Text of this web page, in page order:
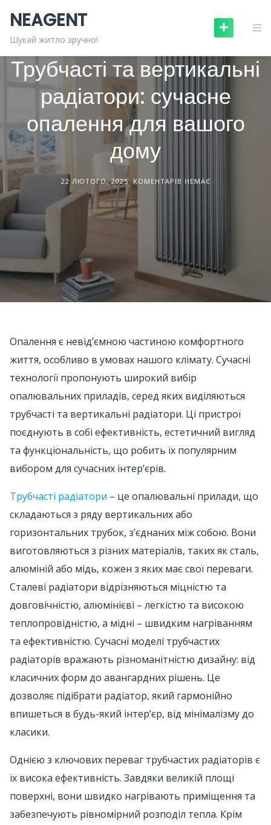
content
NEAGENT
Шукай житло зручно!БУДІВНИЦТВО ТА РЕМОНТ
Трубчасті та вертикальні
радіатори: сучасне
опалення для вашого
дому
22 ЛЮТОГО, 2025 КОМЕНТАРІВ НЕМАЄ
Опалення є невід’ємною частиною комфортного
життя, особливо в умовах нашого клімату. Сучасні
технології пропонують широкий вибір
опалювальних приладів, серед яких виділяються
трубчасті та вертикальні радіатори. Ці пристрої
поєднують в собі ефективність, естетичний вигляд
та функціональність, що робить їх популярним
вибором для сучасних інтер’єрів.
Трубчасті радіатори – це опалювальні прилади, що
складаються з ряду вертикальних або
горизонтальних трубок, з’єднаних між собою. Вони
виготовляються з різних матеріалів, таких як сталь,
алюміній або мідь, кожен з яких має свої переваги.
Сталеві радіатори відрізняються міцністю та
довговічністю, алюмінієві – легкістю та високою
теплопровідністю, а мідні – швидким нагріванням
та ефективністю. Сучасні моделі трубчастих
радіаторів вражають різноманітністю дизайну: від
класичних форм до авангардних рішень. Це
дозволяє підібрати радіатор, який гармонійно
впишеться в будь-який інтер’єр, від мінімалізму до
класики.
Однією з ключових переваг трубчастих радіаторів є
їх висока ефективність. Завдяки великій площі
поверхні, вони швидко нагрівають приміщення та
забезпечують рівномірний розподіл тепла. Крім